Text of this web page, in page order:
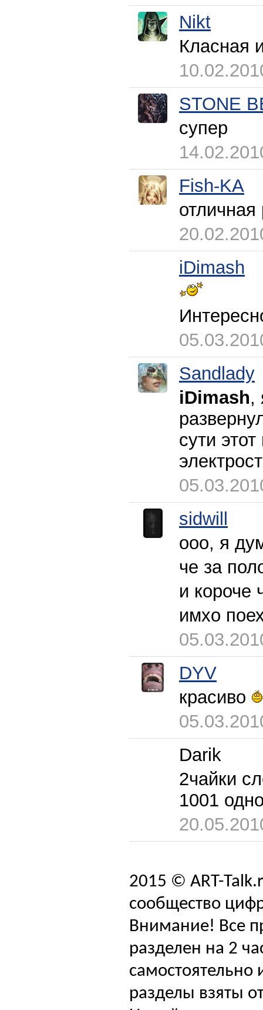
Nikt
Класная
STONE
супер
Fish-KA
отличная
iDimash
Sandlady
iDimash,
сути
sidwill
ооо, я
че за
и короче
имхо
DYV
красиво
Darik
2чайки
1001
2015 © ART-
сообщество
Внимание! Все
разделен на 2
самостоятельно
разделы взяты